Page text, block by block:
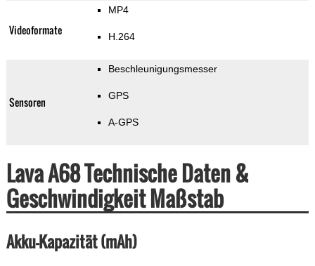
Videoformate
MP4
H.264
Sensoren
Beschleunigungsmesser
GPS
A-GPS
Lava A68 Technische Daten &
Geschwindigkeit Maßstab
Akku-Kapazität (mAh)